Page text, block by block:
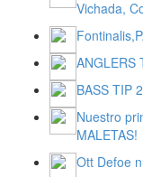
Vichada,
ANGLERS
BASS TIP
Nuestro
MALETAS!
Ott Defoe